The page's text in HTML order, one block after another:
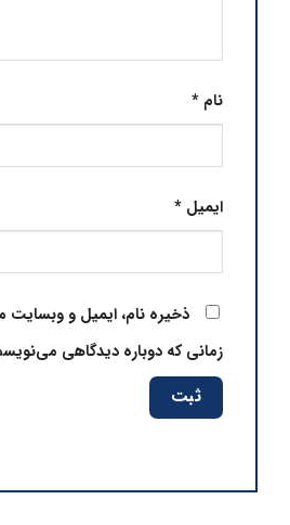
نام*
ایمیل*
ذخیره نام، ایمیل و وبسایت
زمانی که دوباره دیدگاهی می‌نویسم.